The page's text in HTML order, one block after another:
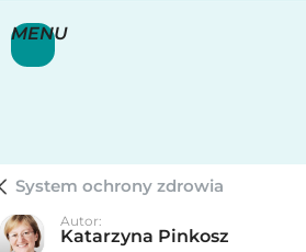
MENU
System ochrony zdrowia
Autor:
Katarzyna Pinkosz